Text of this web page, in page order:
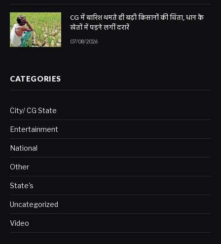
CG में बारिश थमते ही बढ़ी किसानों की चिंता, धान के
खेतों में पड़ने लगीं दरारें
07/08/2026
CATEGORIES
City/ CG State
Entertainment
National
Other
State's
Uncategorized
Video